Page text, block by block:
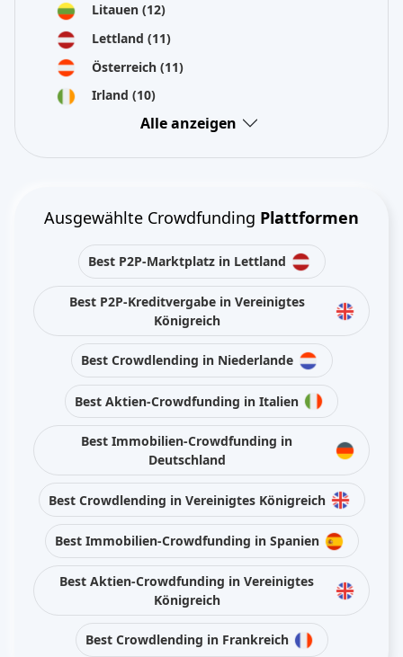
Litauen (12)
Lettland (11)
Österreich (11)
Irland (10)
Alle anzeigen
Ausgewählte Crowdfunding Plattformen
Best P2P-Marktplatz in Lettland
Best P2P-Kreditvergabe in Vereinigtes
Königreich
Best Crowdlending in Niederlande
Best Aktien-Crowdfunding in Italien
Best Immobilien-Crowdfunding in
Deutschland
Best Crowdlending in Vereinigtes Königreich
Best Immobilien-Crowdfunding in Spanien
Best Aktien-Crowdfunding in Vereinigtes
Königreich
Best Crowdlending in Frankreich